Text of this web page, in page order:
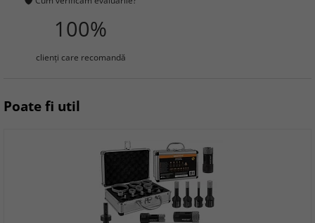
100%
clienţi care recomandă
Poate fi util